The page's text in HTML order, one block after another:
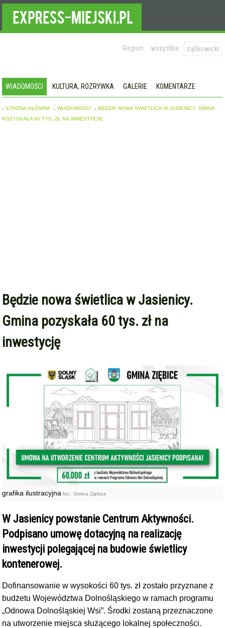
Region: wszystkie ząbkowicki
WIADOMOŚCI KULTURA, ROZRYWKA GALERIE KOMENTARZE
STRONA GŁÓWNA WIADOMOŚCI
BĘDZIE NOWA ŚWIETLICA W JASIENICY. GMINA
POZYSKAŁA 60 TYS. ZŁ NA INWESTYCJĘ
Będzie nowa świetlica w Jasienicy.
Gmina pozyskała 60 tys. zł na
inwestycję
grafika ilustracyjna fot.: Gmina Ziębice
W Jasienicy powstanie Centrum Aktywności.
Podpisano umowę dotacyjną na realizację
inwestycji polegającej na budowie świetlicy
kontenerowej.
Dofinansowanie w wysokości 60 tys. zł zostało przyznane z
budżetu Województwa Dolnośląskiego w ramach programu
„Odnowa Dolnośląskiej Wsi”. Środki zostaną przeznaczone
na utworzenie miejsca służącego lokalnej społeczności.